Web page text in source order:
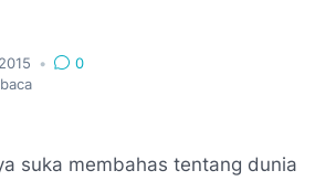
•
0
suka membahas tentang dunia